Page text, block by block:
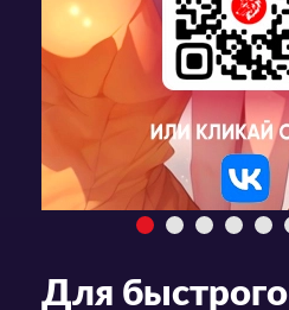
Для быстрого